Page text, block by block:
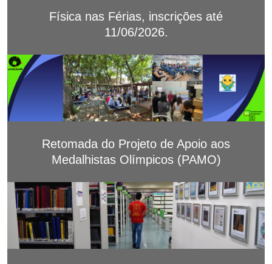
Física nas Férias, inscrições até
11/06/2026.
Retomada do Projeto de Apoio aos
Medalhistas Olímpicos (PAMO)